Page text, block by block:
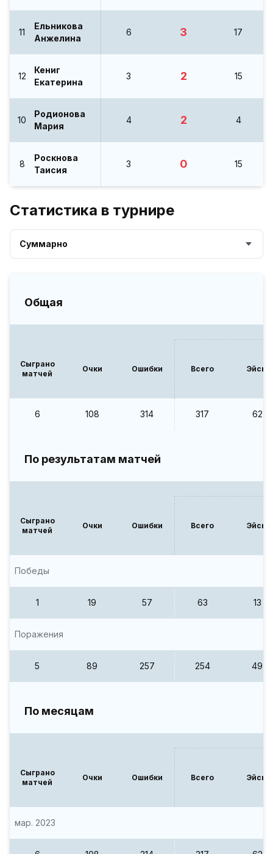
11
Ельникова
Анжелина
6 3 17
12
Кениг
Екатерина
3 2 15
10
Родионова
Мария
4 2 4
8
Роскнова
Таисия
3 0 15
Статистика в турнире
Суммарно
Общая
Сыграно
матчей
Очки Ошибки Всего Эйсы
6 108 314 317 62
По результатам матчей
Сыграно
матчей
Очки Ошибки Всего Эйсы
Победы
1 19 57 63 13
Поражения
5 89 257 254 49
По месяцам
Сыграно
матчей
Очки Ошибки Всего Эйсы
мар. 2023